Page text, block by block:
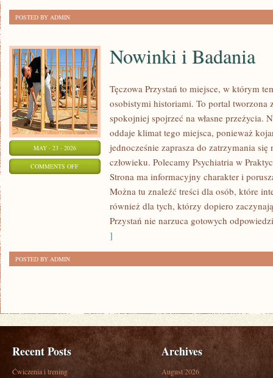
POSTED BY ADMIN
MAY - 23 - 2026
COMMENTS OFFON
Nowinki i Badania
Tęczowa Przystań to miejsce, w którym
osobistymi historiami. To portal tworzona
spokojniej spojrzeć na własne przeżycia.
oddaje klimat tego miejsca, ponieważ
jednocześnie zaprasza do zatrzymania
człowieku. Polecamy Psychiatria w
Strona ma informacyjny charakter i
Można tu znaleźć treści dla osób, które
również dla tych, którzy dopiero
Przystań nie narzuca gotowych
]
POSTED BY ADMIN
Recent Posts
Ćwiczenia i trening
Archives
August 2026